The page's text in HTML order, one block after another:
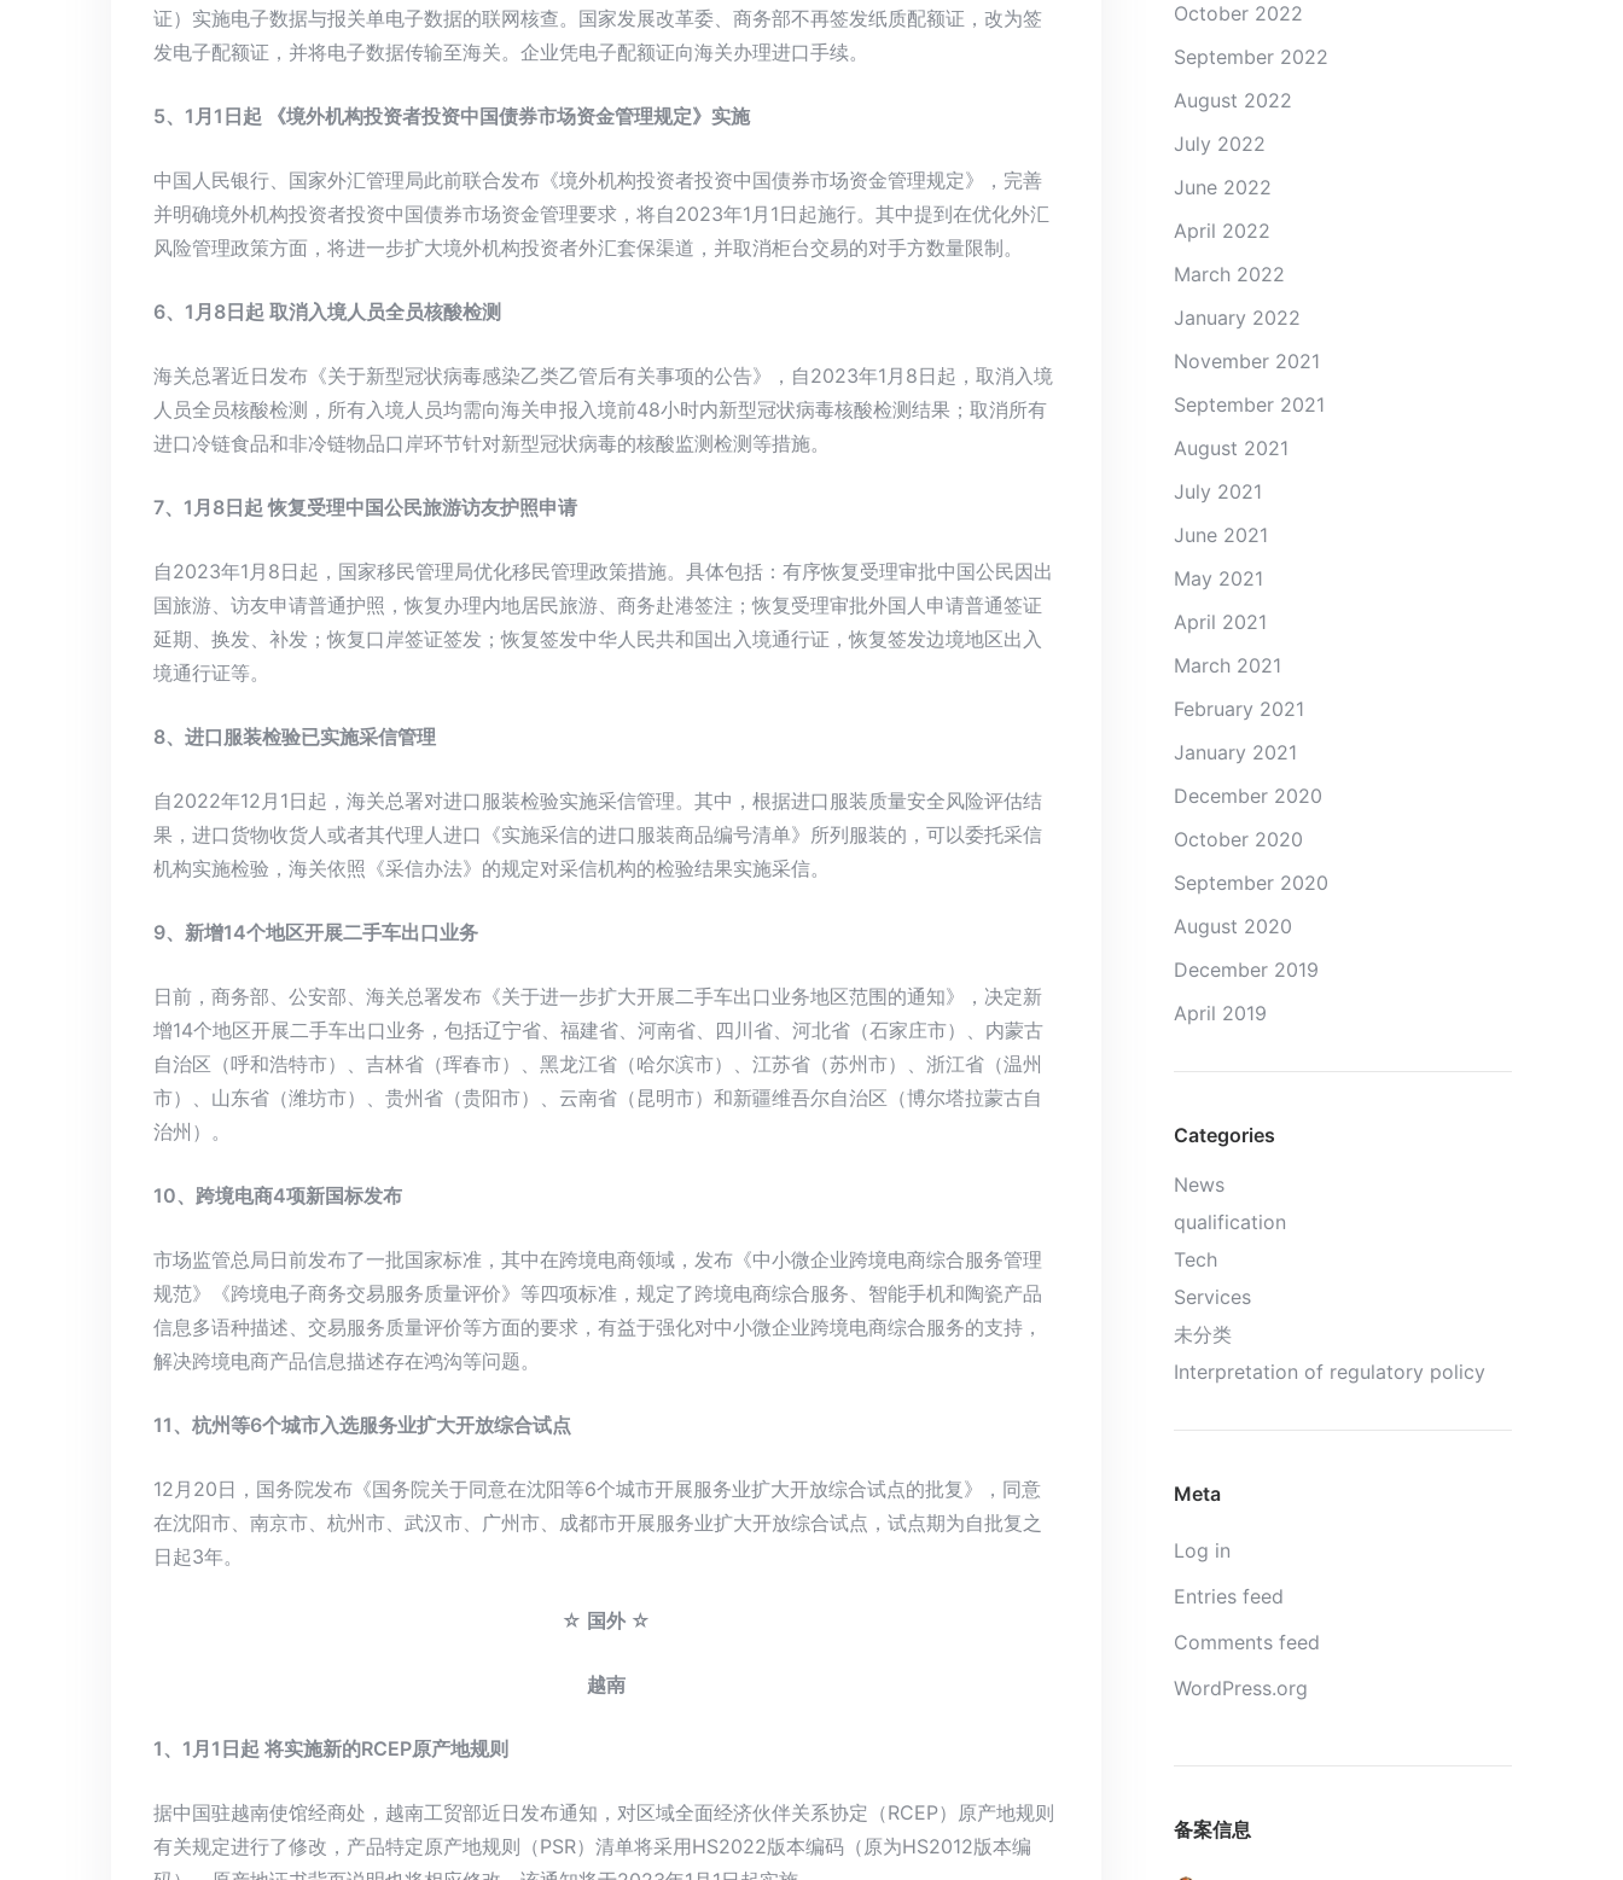
证）实施电子数据与报关单电子数据的联网核查。国家发展改革委、商务部不再签发纸质配额证，改为签
发电子配额证，并将电子数据传输至海关。企业凭电子配额证向海关办理进口手续。
5、1月1日起 《境外机构投资者投资中国债券市场资金管理规定》实施
中国人民银行、国家外汇管理局此前联合发布《境外机构投资者投资中国债券市场资金管理规定》，完善
并明确境外机构投资者投资中国债券市场资金管理要求，将自2023年1月1日起施行。其中提到在优化外汇
风险管理政策方面，将进一步扩大境外机构投资者外汇套保渠道，并取消柜台交易的对手方数量限制。
6、1月8日起 取消入境人员全员核酸检测
海关总署近日发布《关于新型冠状病毒感染乙类乙管后有关事项的公告》，自2023年1月8日起，取消入境
人员全员核酸检测，所有入境人员均需向海关申报入境前48小时内新型冠状病毒核酸检测结果；取消所有
进口冷链食品和非冷链物品口岸环节针对新型冠状病毒的核酸监测检测等措施。
7、1月8日起 恢复受理中国公民旅游访友护照申请
自2023年1月8日起，国家移民管理局优化移民管理政策措施。具体包括：有序恢复受理审批中国公民因出
国旅游、访友申请普通护照，恢复办理内地居民旅游、商务赴港签注；恢复受理审批外国人申请普通签证
延期、换发、补发；恢复口岸签证签发；恢复签发中华人民共和国出入境通行证，恢复签发边境地区出入
境通行证等。
8、进口服装检验已实施采信管理
自2022年12月1日起，海关总署对进口服装检验实施采信管理。其中，根据进口服装质量安全风险评估结
果，进口货物收货人或者其代理人进口《实施采信的进口服装商品编号清单》所列服装的，可以委托采信
机构实施检验，海关依照《采信办法》的规定对采信机构的检验结果实施采信。
9、新增14个地区开展二手车出口业务
日前，商务部、公安部、海关总署发布《关于进一步扩大开展二手车出口业务地区范围的通知》，决定新
增14个地区开展二手车出口业务，包括辽宁省、福建省、河南省、四川省、河北省（石家庄市）、内蒙古
自治区（呼和浩特市）、吉林省（珲春市）、黑龙江省（哈尔滨市）、江苏省（苏州市）、浙江省（温州
市）、山东省（潍坊市）、贵州省（贵阳市）、云南省（昆明市）和新疆维吾尔自治区（博尔塔拉蒙古自
治州）。
10、跨境电商4项新国标发布
市场监管总局日前发布了一批国家标准，其中在跨境电商领域，发布《中小微企业跨境电商综合服务管理
规范》《跨境电子商务交易服务质量评价》等四项标准，规定了跨境电商综合服务、智能手机和陶瓷产品
信息多语种描述、交易服务质量评价等方面的要求，有益于强化对中小微企业跨境电商综合服务的支持，
解决跨境电商产品信息描述存在鸿沟等问题。
11、杭州等6个城市入选服务业扩大开放综合试点
12月20日，国务院发布《国务院关于同意在沈阳等6个城市开展服务业扩大开放综合试点的批复》，同意
在沈阳市、南京市、杭州市、武汉市、广州市、成都市开展服务业扩大开放综合试点，试点期为自批复之
日起3年。
☆ 国外 ☆
越南
1、1月1日起 将实施新的RCEP原产地规则
据中国驻越南使馆经商处，越南工贸部近日发布通知，对区域全面经济伙伴关系协定（RCEP）原产地规则
有关规定进行了修改，产品特定原产地规则（PSR）清单将采用HS2022版本编码（原为HS2012版本编
October 2022
September 2022
August 2022
July 2022
June 2022
April 2022
March 2022
January 2022
November 2021
September 2021
August 2021
July 2021
June 2021
May 2021
April 2021
March 2021
February 2021
January 2021
December 2020
October 2020
September 2020
August 2020
December 2019
April 2019
Categories
News
qualification
Tech
Services
未分类
Interpretation of regulatory policy
Meta
Log in
Entries feed
Comments feed
WordPress.org
备案信息